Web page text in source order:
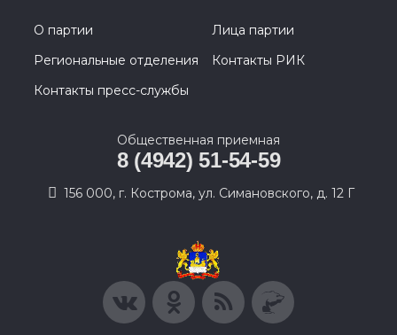
О партии
Лица партии
Региональные отделения
Контакты РИК
Контакты пресс-службы
Общественная приемная
8 (4942) 51-54-59
156 000, г. Кострома, ул. Симановского, д. 12 Г